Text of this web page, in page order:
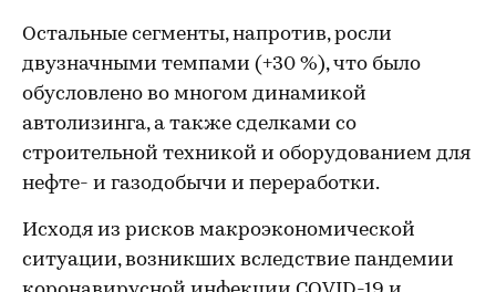
Остальные сегменты, напротив, росли
двузначными темпами (+30 %), что было
обусловлено во многом динамикой
автолизинга, а также сделками со
строительной техникой и оборудованием для
нефте- и газодобычи и переработки.
Исходя из рисков макроэкономической
ситуации, возникших вследствие пандемии